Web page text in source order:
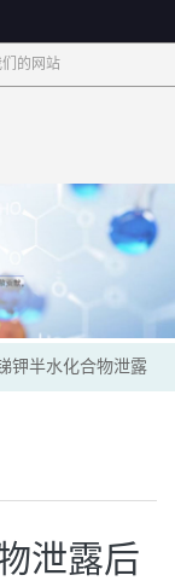
的网站
钾半水化合物泄露
泄露后